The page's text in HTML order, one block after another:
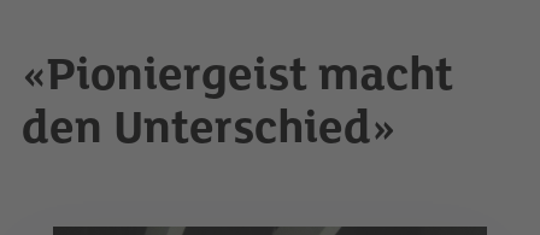
«Pioniergeist macht
den Unterschied»